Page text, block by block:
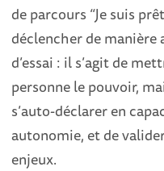
de parcours “Je suis
déclencher de
d’essai : il s’agit de
personne le pouvoir,
s’auto-déclarer en
autonomie, et de
enjeux.